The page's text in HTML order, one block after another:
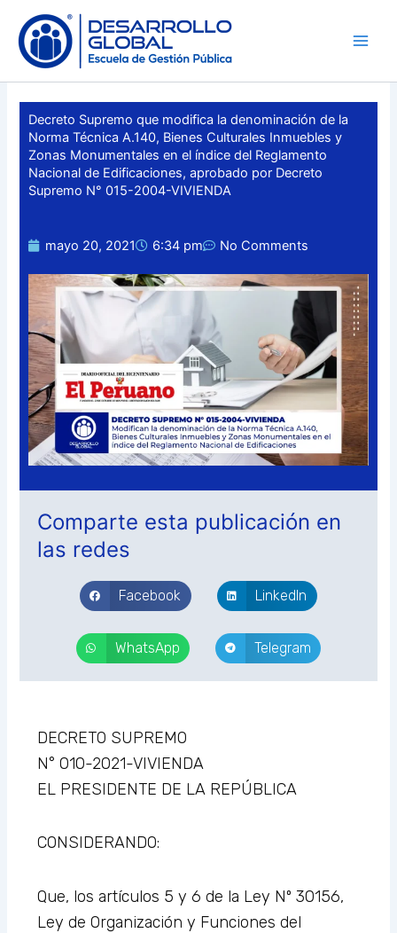
content
Decreto Supremo que modifica la denominación de la
Norma Técnica A.140, Bienes Culturales Inmuebles y
Zonas Monumentales en el índice del Reglamento
Nacional de Edificaciones, aprobado por Decreto
Supremo N° 015-2004-VIVIENDA
mayo 20, 2021 6:34 pm No Comments
Comparte esta publicación en
las redes
Facebook LinkedIn
WhatsApp Telegram
DECRETO SUPREMO
N° 010-2021-VIVIENDA
EL PRESIDENTE DE LA REPÚBLICA
CONSIDERANDO:
Que, los artículos 5 y 6 de la Ley Nº 30156,
Ley de Organización y Funciones del